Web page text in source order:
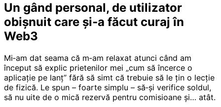
Un gând personal, de utilizator
obișnuit care și‑a făcut curaj în
Web3
Mi‑am dat seama că m‑am relaxat atunci când am
început să explic prietenilor mei „cum să încerce o
aplicație pe lanț” fără să simt că trebuie să le țin o lecție
de fizică. Le spun – foarte simplu – să‑și verifice soldul,
să nu uite de o mică rezervă pentru comisioane și… atât.